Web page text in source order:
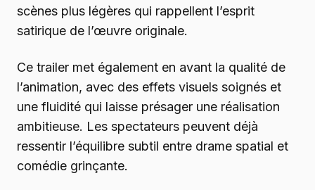
scènes plus légères qui rappellent l’esprit
satirique de l’œuvre originale.
Ce trailer met également en avant la qualité de
l’animation, avec des effets visuels soignés et
une fluidité qui laisse présager une réalisation
ambitieuse. Les spectateurs peuvent déjà
ressentir l’équilibre subtil entre drame spatial et
comédie grinçante.